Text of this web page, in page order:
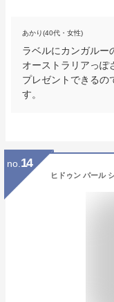
あかり(40代・女性)
ラベルにカンガルー
オーストラリアっぽ
プレゼントできるの
す。
no. 14